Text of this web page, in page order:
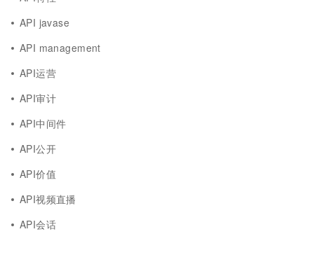
API javase
API management
API运营
API审计
API中间件
API公开
API价值
API视频直播
API会话